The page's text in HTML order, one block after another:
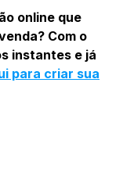
online que
Com o
instantes e já
para criar sua